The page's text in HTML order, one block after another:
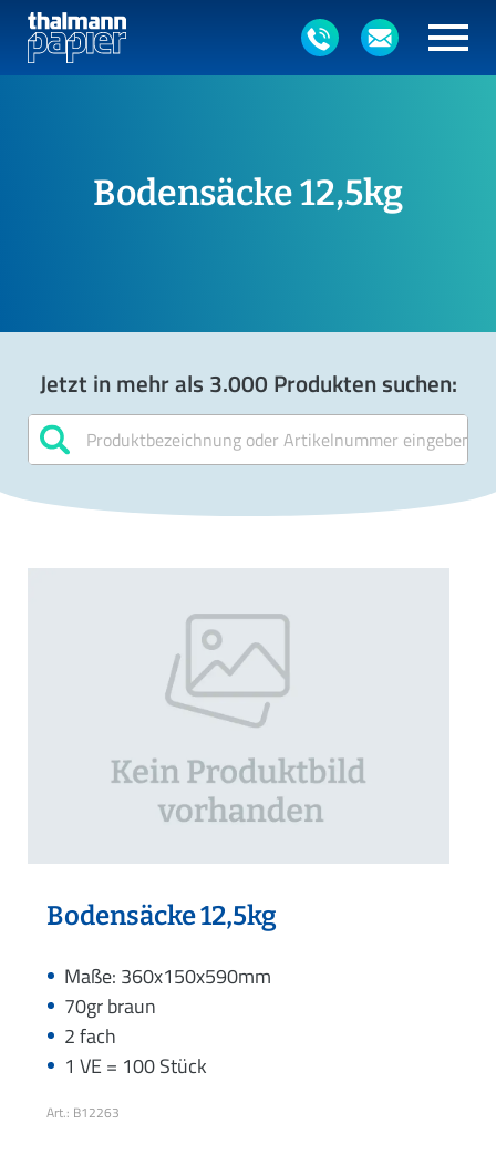
Bodensäcke 12,5kg
Jetzt in mehr als 3.000 Produkten suchen:
Bodensäcke 12,5kg
Maße: 360x150x590mm
70gr braun
2 fach
1 VE = 100 Stück
Art.: B12263